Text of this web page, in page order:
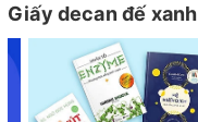
Giấy decan đế xanh